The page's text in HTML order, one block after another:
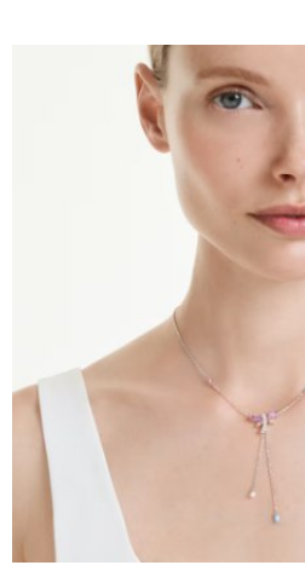
買賣價金債權讓與本公司後，依約使用本
2.基於同意付款使用「大哥付你分期」之
資料（包含姓名、電話或地址）提供予台
由本公司與您本人進行分期帳單所需資料
3.完整用戶服務條款，請詳閱以下連結：
購買商品的店家。未經商家同意取消之訂
後付繳納相關費用。
※ 交易是否成功請以「AFTEE先享後付 」
是否繳費成功／繳費後需取消欲退款等相
https://
１．透過由恩沛科技股份有限公司提供之
易，需依本服務之必要範圍內提供個人資
權轉讓予恩沛科技股份有限公司。
２．關於個人資料處理事宜，請瀏覽以下網
https://aftee.tw/terms/#terms3
３．未成年的使用者請事先徵得法定代理
「AFTEE先享後付」，若未經同意申辦者
４．使用「AFTEE先享後付」時，將依據
時審查核予不同之上限額度；若仍有額度
請求用戶進行身份認證。
５．嚴禁一人註冊多個帳號或使用他人資
恩沛科技股份有限公司將有權停止該用戶
每筆NT$100，滿NT$1,000(含以上)
京站台北店客服中心(1F星巴克旁) 即
請自備購物袋，若需購買紙袋可現場詢